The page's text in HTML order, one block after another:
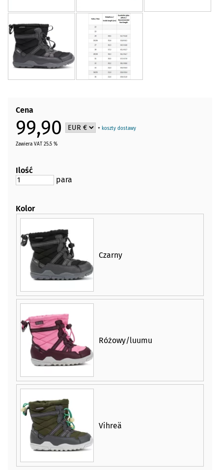
Cena
99,90 + koszty dostawy
Zawiera VAT 25.5 %
Ilość
para
Kolor
Czarny
Różowy/luumu
Vihreä